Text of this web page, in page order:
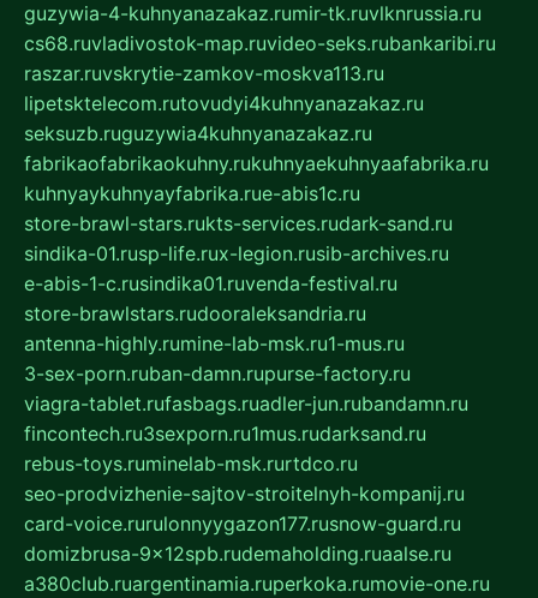
guzywia-4-kuhnyanazakaz.rumir-tk.ruvlknrussia.ru
cs68.ruvladivostok-map.ruvideo-seks.rubankaribi.ru
raszar.ruvskrytie-zamkov-moskva113.ru
lipetsktelecom.rutovudyi4kuhnyanazakaz.ru
seksuzb.ruguzywia4kuhnyanazakaz.ru
fabrikaofabrikaokuhny.rukuhnyaekuhnyaafabrika.ru
kuhnyaykuhnyayfabrika.rue-abis1c.ru
store-brawl-stars.rukts-services.rudark-sand.ru
sindika-01.rusp-life.rux-legion.rusib-archives.ru
e-abis-1-c.rusindika01.ruvenda-festival.ru
store-brawlstars.rudooraleksandria.ru
antenna-highly.rumine-lab-msk.ru1-mus.ru
3-sex-porn.ruban-damn.rupurse-factory.ru
viagra-tablet.rufasbags.ruadler-jun.rubandamn.ru
fincontech.ru3sexporn.ru1mus.rudarksand.ru
rebus-toys.ruminelab-msk.rurtdco.ru
seo-prodvizhenie-sajtov-stroitelnyh-kompanij.ru
card-voice.rurulonnyygazon177.rusnow-guard.ru
domizbrusa-9x12spb.rudemaholding.ruaalse.ru
a380club.ruargentinamia.ruperkoka.rumovie-one.ru